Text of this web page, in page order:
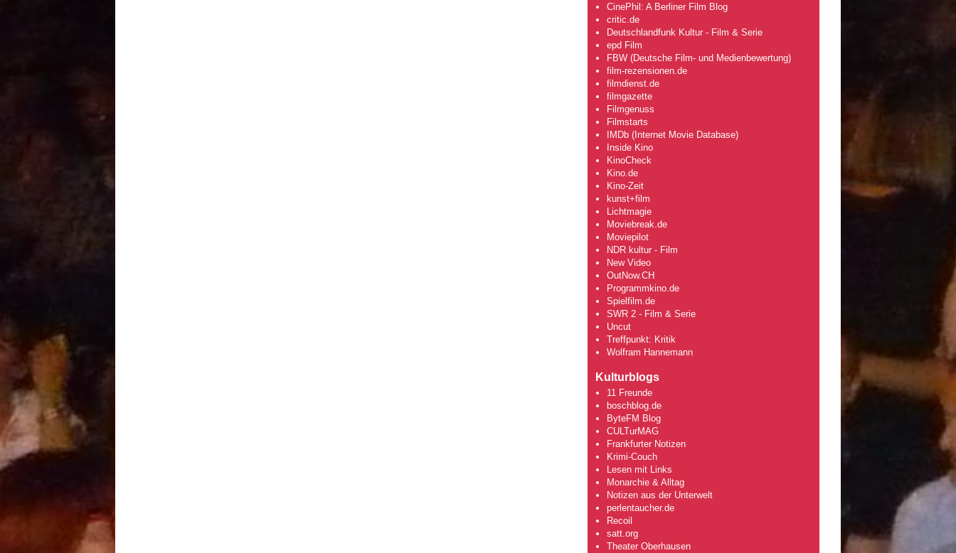
CinePhil: A Berliner Film Blog
critic.de
Deutschlandfunk Kultur - Film & Serie
epd Film
FBW (Deutsche Film- und Medienbewertung)
film-rezensionen.de
filmdienst.de
filmgazette
Filmgenuss
Filmstarts
IMDb (Internet Movie Database)
Inside Kino
KinoCheck
Kino.de
Kino-Zeit
kunst+film
Lichtmagie
Moviebreak.de
Moviepilot
NDR kultur - Film
New Video
OutNow.CH
Programmkino.de
Spielfilm.de
SWR 2 - Film & Serie
Uncut
Treffpunkt: Kritik
Wolfram Hannemann
Kulturblogs
11 Freunde
boschblog.de
ByteFM Blog
CULTurMAG
Frankfurter Notizen
Krimi-Couch
Lesen mit Links
Monarchie & Alltag
Notizen aus der Unterwelt
perlentaucher.de
Recoil
satt.org
Theater Oberhausen